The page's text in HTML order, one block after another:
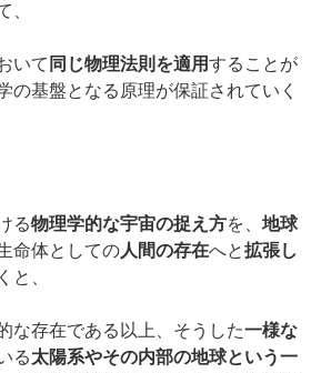
、
いて 同じ物理法則を適用することが
の基盤となる原理が保証されていく
る物理学的な宇宙の捉え方を、地球
命体としての人間の存在へと拡張し
と、
な存在である以上、そうした一様な
る太陽系やその内部の地球という一